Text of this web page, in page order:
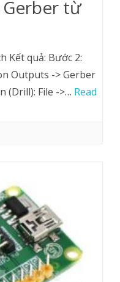
từ
Kết quả: Bước 2:
Outputs -> Gerber
(Drill): File ->… Read